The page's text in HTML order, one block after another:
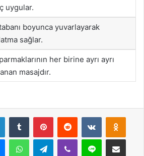
uygular.
boyunca yuvarlayarak
sağlar.
her birine ayrı ayrı
masajdır.
LinkedInTumblr PinterestReddit VKontakte
MessengerWhatsAppTelegramViber Line E-Posta ile